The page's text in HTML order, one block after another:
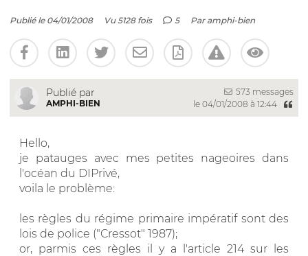
Publié le 04/01/2008 Vu 5128 fois 5 Par amphi-bien
Publié par
AMPHI-BIEN
573 messages
le 04/01/2008 à 12:44
Hello,
je patauges avec mes petites nageoires dans
l'océan du DIPrivé,
voila le problème:
les règles du régime primaire impératif sont des
lois de police ("Cressot" 1987);
or, parmis ces règles il y a l'article 214 sur les